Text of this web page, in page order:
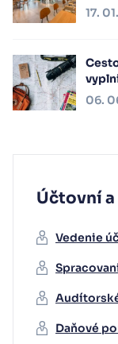
17.
06.
Účtovní
Vedenie
Daňové